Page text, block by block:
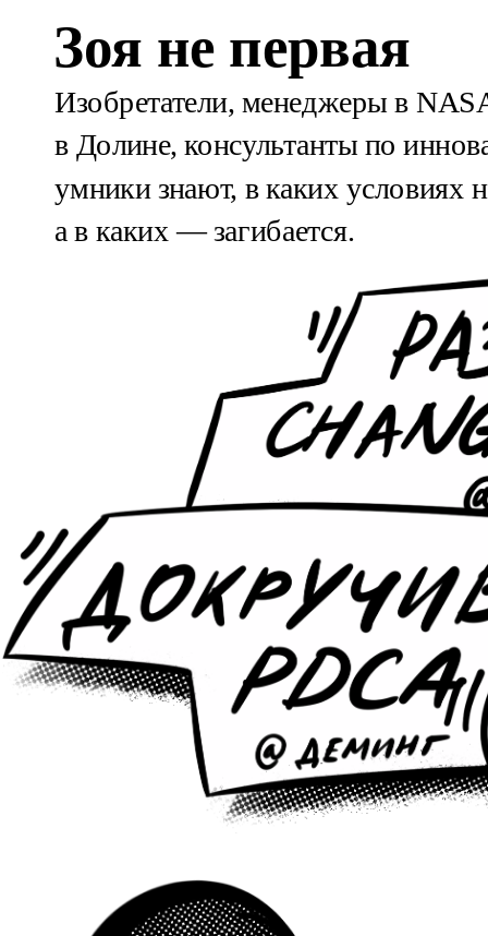
Зоя не первая
Изобретатели, менеджеры в
в Долине, консультанты по
умники знают, в каких условиях
а в каких — загибается.